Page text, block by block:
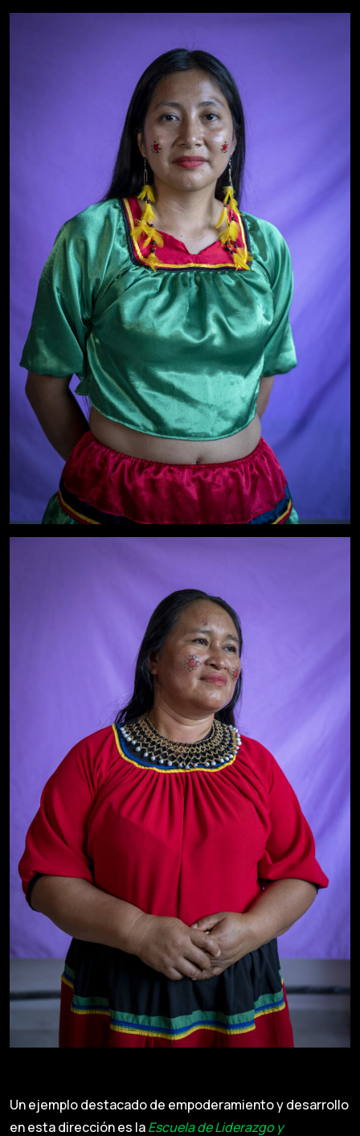
Un ejemplo destacado de empoderamiento y desarrollo
en esta dirección es laEscuela de Liderazgo y